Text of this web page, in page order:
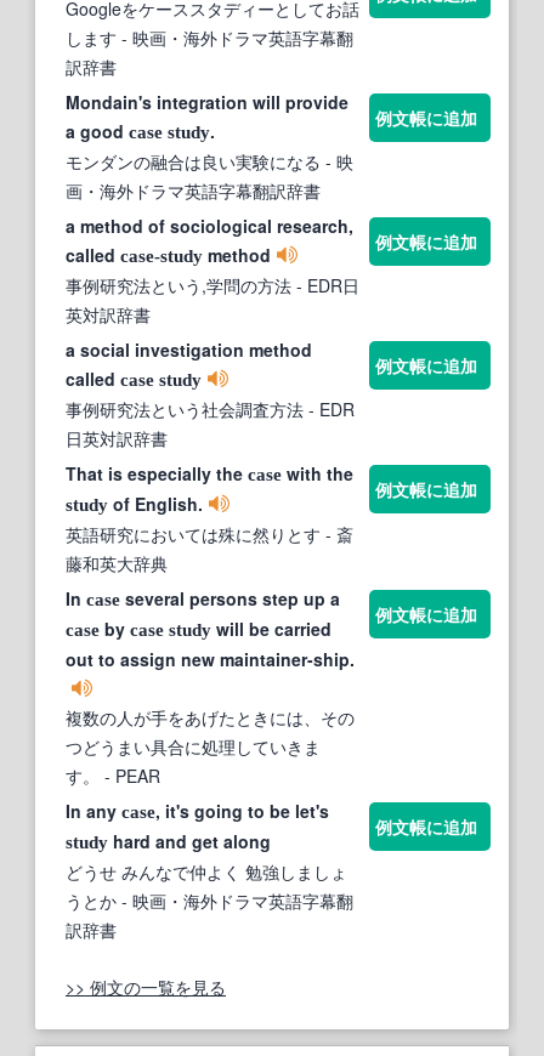
Googleをケーススタディーとしてお話
します - 映画・海外ドラマ英語字幕翻
訳辞書
Mondain's integration will provide
a good case study.
モンダンの融合は良い実験になる - 映
画・海外ドラマ英語字幕翻訳辞書
例文帳に追加
a method of sociological research,
called case-study method
事例研究法という,学問の方法 - EDR日
英対訳辞書
例文帳に追加
a social investigation method
called case study
事例研究法という社会調査方法 - EDR
日英対訳辞書
例文帳に追加
That is especially the case with the
study of English.
英語研究においては殊に然りとす - 斎
藤和英大辞典
例文帳に追加
In case several persons step up a
case by case study will be carried
out to assign new maintainer-ship.
複数の人が手をあげたときには、その
つどうまい具合に処理していきま
す。
- PEAR
例文帳に追加
In any case, it's going to be let's
study hard and get along
どうせ みんなで仲よく 勉強しましょ
うとか - 映画・海外ドラマ英語字幕翻
訳辞書
例文帳に追加
>> 例文の一覧を見る